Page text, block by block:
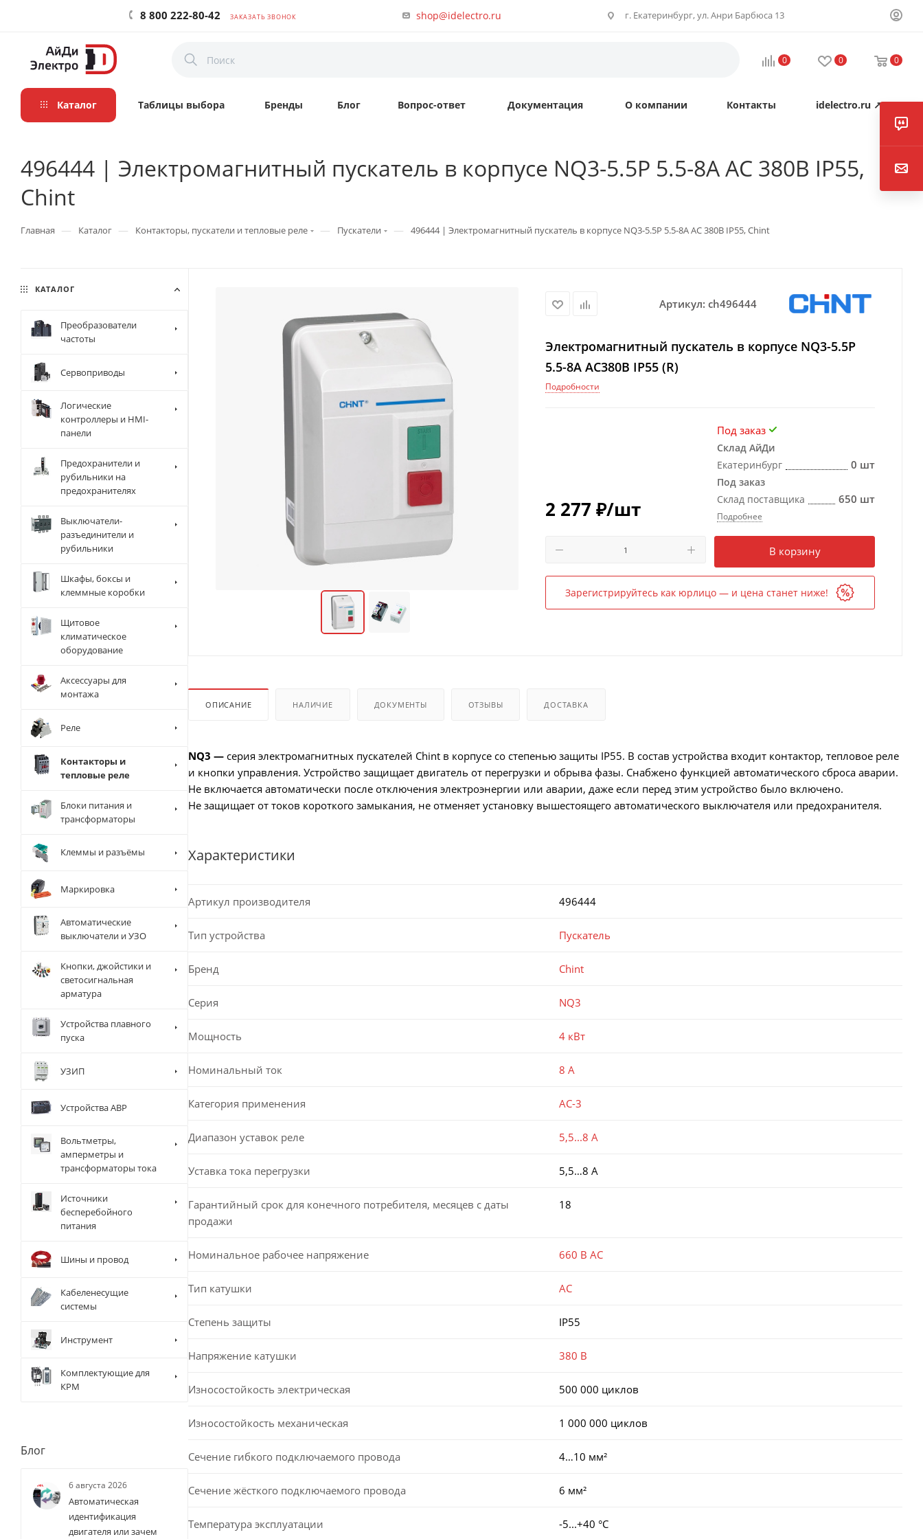
8 800 222-80-42 ЗАКАЗАТЬ ЗВОНОК shop@idelectro.ru г. Екатеринбург, ул. Анри Барбюса 13
0 0 0
Каталог Таблицы выбора Бренды Блог Вопрос-ответ Документация О компании Контакты idelectro.ru ↗
496444 | Электромагнитный пускатель в корпусе NQ3-5.5P 5.5-8А AC 380В IP55,
Chint
Главная — Каталог — Контакторы, пускатели и тепловые реле — Пускатели — 496444 | Электромагнитный пускатель в корпусе NQ3-5.5P 5.5-8А AC 380В IP55, Chint
Артикул: ch496444
Электромагнитный пускатель в корпусе NQ3-5.5P
5.5-8A AC380В IP55 (R)
Подробности
2 277 ₽/шт
Под заказ
Склад АйДи
Екатеринбург
0 шт
Под заказ
Склад поставщика
650 шт
Подробнее
В корзину
Зарегистрируйтесь как юрлицо — и цена станет ниже!
ОПИСАНИЕ НАЛИЧИЕ ДОКУМЕНТЫ ОТЗЫВЫ ДОСТАВКА
NQ3 — серия электромагнитных пускателей Chint в корпусе со степенью защиты IP55. В состав устройства входит контактор, тепловое реле
и кнопки управления. Устройство защищает двигатель от перегрузки и обрыва фазы. Снабжено функцией автоматического сброса аварии.
Не включается автоматически после отключения электроэнергии или аварии, даже если перед этим устройство было включено.
Не защищает от токов короткого замыкания, не отменяет установку вышестоящего автоматического выключателя или предохранителя.
Характеристики
Артикул производителя 496444
Тип устройства Пускатель
Бренд Chint
Серия NQ3
Мощность 4 кВт
Номинальный ток 8 А
Категория применения AC-3
Диапазон уставок реле 5,5...8 А
Уставка тока перегрузки 5,5…8 А
Гарантийный срок для конечного потребителя, месяцев с даты
продажи
18
Номинальное рабочее напряжение 660 В AC
Тип катушки AC
Степень защиты IP55
Напряжение катушки 380 В
Износостойкость электрическая 500 000 циклов
Износостойкость механическая 1 000 000 циклов
Сечение гибкого подключаемого провода 4…10 мм²
Сечение жёсткого подключаемого провода 6 мм²
Температура эксплуатации -5...+40 °С
КАТАЛОГ
Преобразователи
частоты
Сервоприводы
Логические
контроллеры и HMI-
панели
Предохранители и
рубильники на
предохранителях
Выключатели-
разъединители и
рубильники
Шкафы, боксы и
клеммные коробки
Щитовое
климатическое
оборудование
Аксессуары для
монтажа
Реле
Контакторы и
тепловые реле
Блоки питания и
трансформаторы
Клеммы и разъёмы
Маркировка
Автоматические
выключатели и УЗО
Кнопки, джойстики и
светосигнальная
арматура
Устройства плавного
пуска
УЗИП
Устройства АВР
Вольтметры,
амперметры и
трансформаторы тока
Источники
бесперебойного
питания
Шины и провод
Кабеленесущие
системы
Инструмент
Комплектующие для
КРМ
Блог
6 августа 2026
Автоматическая
идентификация
двигателя или зачем